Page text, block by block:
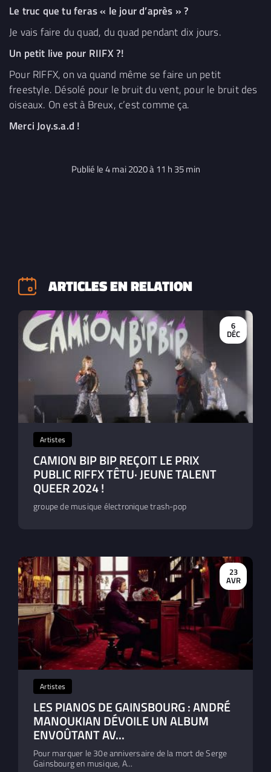
Le truc que tu feras « le jour d’après » ?
Je vais faire du quad, du quad pendant dix jours.
Un petit live pour RIIFX ?!
Pour RIFFX, on va quand même se faire un petit
freestyle. Désolé pour le bruit du vent, pour le bruit des
oiseaux. On est à Breux, c’est comme ça.
Merci Joy.s.a.d !
Publié le 4 mai 2020 à 11 h 35 min
ARTICLES EN RELATION
6
DÉC
Artistes
CAMION BIP BIP REÇOIT LE PRIX
PUBLIC RIFFX TÊTU· JEUNE TALENT
QUEER 2024 !
groupe de musique électronique trash-pop
23
AVR
Artistes
LES PIANOS DE GAINSBOURG : ANDRÉ
MANOUKIAN DÉVOILE UN ALBUM
ENVOÛTANT AV...
Pour marquer le 30e anniversaire de la mort de Serge
Gainsbourg en musique, A...